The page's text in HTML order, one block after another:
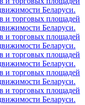
Беларуси.
и торговых площадей
Беларуси.
и торговых площадей
Беларуси.
и торговых площадей
Беларуси.
и торговых площадей
Беларуси.
и торговых площадей
Беларуси.